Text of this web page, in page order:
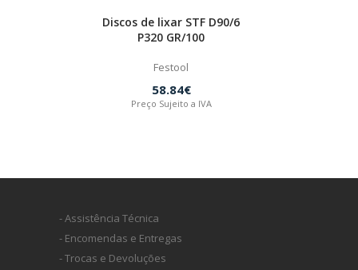
Discos de lixar STF D90/6
P320 GR/100
Festool
58.84€
Preço Sujeito a IVA
- Assistência Técnica
- Encomendas e Entregas
- Trocas e Devoluções